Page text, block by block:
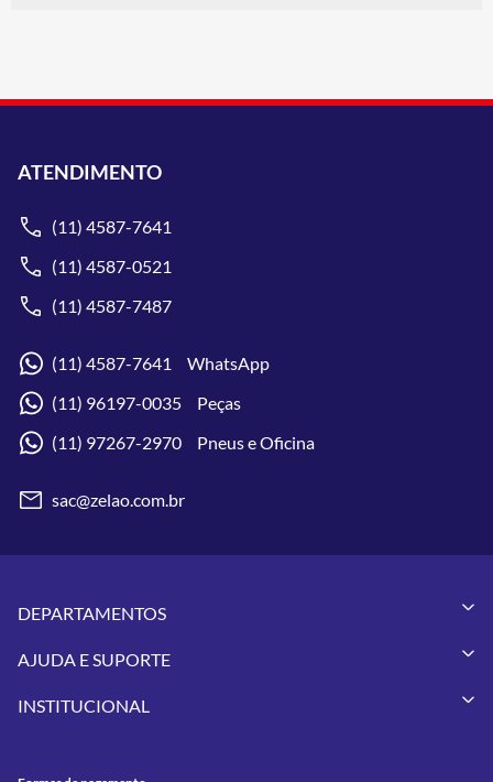
ATENDIMENTO
(11) 4587-7641
(11) 4587-0521
(11) 4587-7487
(11) 4587-7641 WhatsApp
(11) 96197-0035 Peças
(11) 97267-2970 Pneus e Oficina
sac@zelao.com.br
DEPARTAMENTOS
Vestuários
Pneus
Utilidades
AJUDA E SUPORTE
Meus Pedidos
INSTITUCIONAL